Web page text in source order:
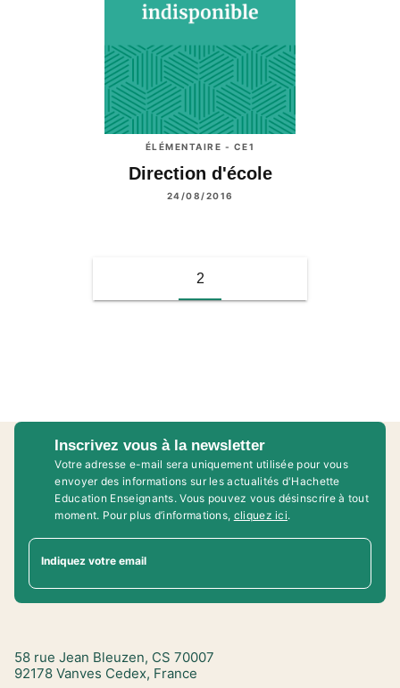
ÉLÉMENTAIRE - CE1
Direction d'école
24/08/2016
2
Inscrivez vous à la newsletter
Votre adresse e-mail sera uniquement utilisée pour vous
envoyer des informations sur les actualités d'Hachette
Education Enseignants. Vous pouvez vous désinscrire à tout
moment. Pour plus d’informations, cliquez ici.
Indiquez votre email
58 rue Jean Bleuzen, CS 70007
92178 Vanves Cedex, France